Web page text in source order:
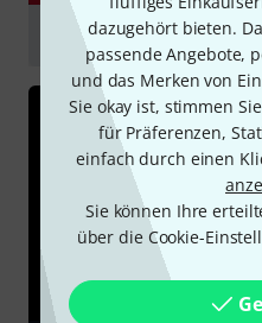
dazugehört bieten.
passende Angebote,
und das Merken von
Sie okay ist, stimmen
für Präferenzen,
einfach durch einen
Sie können Ihre
über die Cookie-
JBL IRX 112 BT review
abspielen